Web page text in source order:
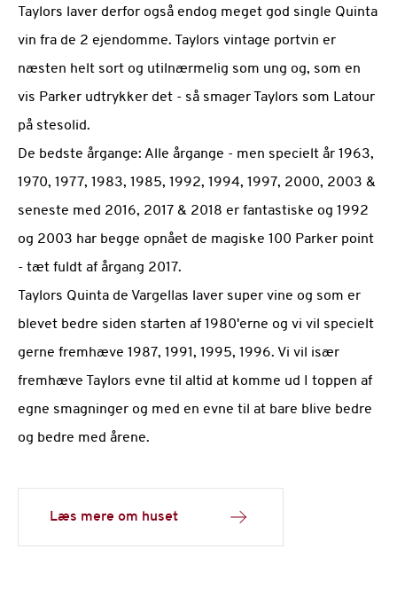
Taylors laver derfor også endog meget god single Quinta
vin fra de 2 ejendomme. Taylors vintage portvin er
næsten helt sort og utilnærmelig som ung og, som en
vis Parker udtrykker det - så smager Taylors som Latour
på stesolid.
De bedste årgange: Alle årgange - men specielt år 1963,
1970, 1977, 1983, 1985, 1992, 1994, 1997, 2000, 2003 &
seneste med 2016, 2017 & 2018 er fantastiske og 1992
og 2003 har begge opnået de magiske 100 Parker point
- tæt fuldt af årgang 2017.
Taylors Quinta de Vargellas laver super vine og som er
blevet bedre siden starten af 1980'erne og vi vil specielt
gerne fremhæve 1987, 1991, 1995, 1996. Vi vil især
fremhæve Taylors evne til altid at komme ud I toppen af
egne smagninger og med en evne til at bare blive bedre
og bedre med årene.
Læs mere om huset